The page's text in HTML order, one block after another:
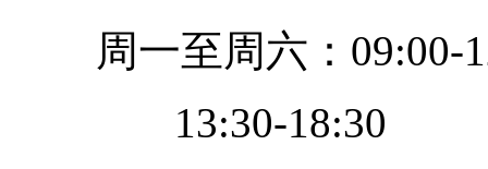
周一至周六：09:00-
13:30-18:30